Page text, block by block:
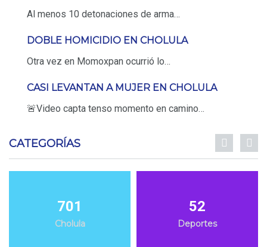
Al menos 10 detonaciones de arma…
DOBLE HOMICIDIO EN CHOLULA
Otra vez en Momoxpan ocurrió lo…
CASI LEVANTAN A MUJER EN CHOLULA
🚨Video capta tenso momento en camino…
CATEGORÍAS
701
Cholula
52
Deportes